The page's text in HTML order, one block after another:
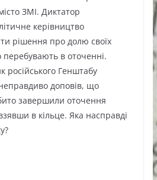
ЗМІ. Диктатор
керівництво
рішення про долю своїх
перебувають в оточенні.
російського Генштабу
доповів, що
завершили оточення
в кільце. Яка насправді